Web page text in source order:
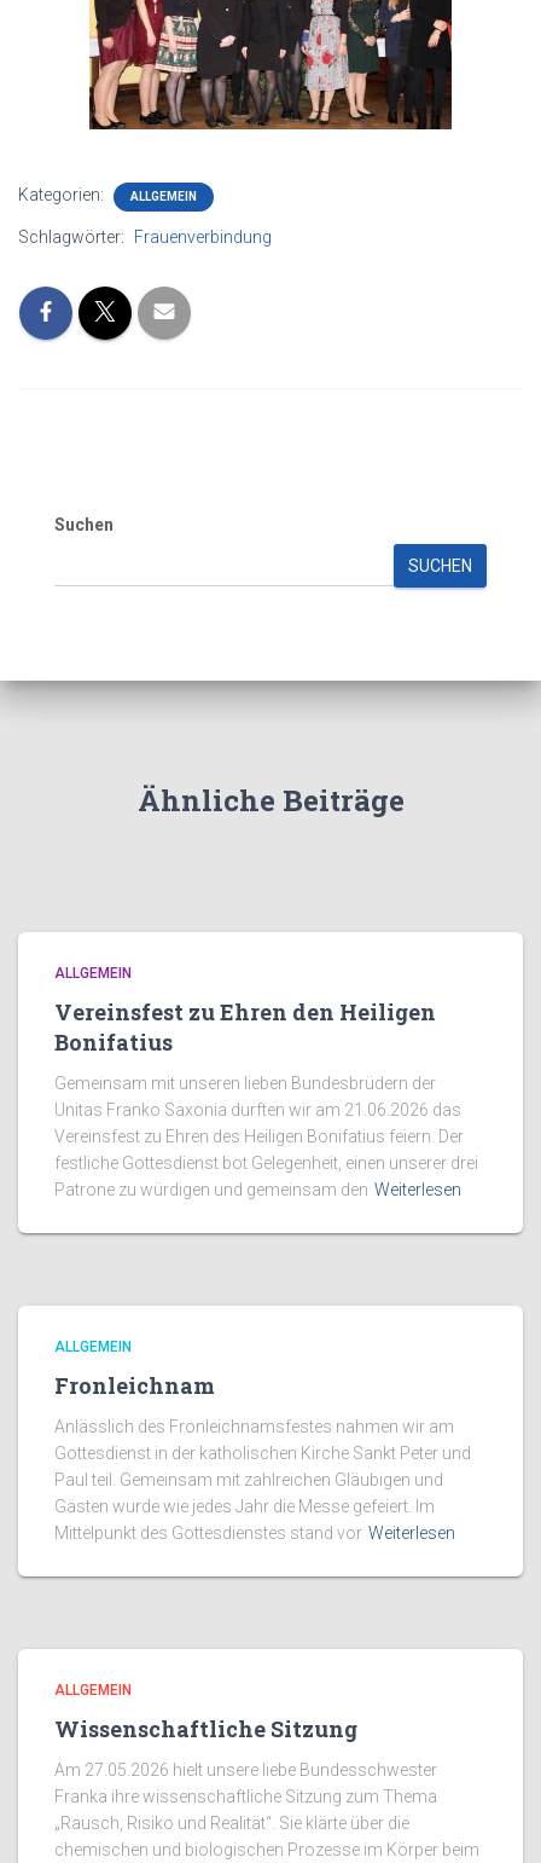
Kategorien: ALLGEMEIN
Schlagwörter: Frauenverbindung
Suchen
SUCHEN
Ähnliche Beiträge
ALLGEMEIN
Vereinsfest zu Ehren den Heiligen
Bonifatius
Gemeinsam mit unseren lieben Bundesbrüdern der
Unitas Franko Saxonia durften wir am 21.06.2026 das
Vereinsfest zu Ehren des Heiligen Bonifatius feiern. Der
festliche Gottesdienst bot Gelegenheit, einen unserer drei
Patrone zu würdigen und gemeinsam den Weiterlesen
ALLGEMEIN
Fronleichnam
Anlässlich des Fronleichnamsfestes nahmen wir am
Gottesdienst in der katholischen Kirche Sankt Peter und
Paul teil. Gemeinsam mit zahlreichen Gläubigen und
Gästen wurde wie jedes Jahr die Messe gefeiert. Im
Mittelpunkt des Gottesdienstes stand vor Weiterlesen
ALLGEMEIN
Wissenschaftliche Sitzung
Am 27.05.2026 hielt unsere liebe Bundesschwester
Franka ihre wissenschaftliche Sitzung zum Thema
„Rausch, Risiko und Realität“. Sie klärte über die
chemischen und biologischen Prozesse im Körper beim